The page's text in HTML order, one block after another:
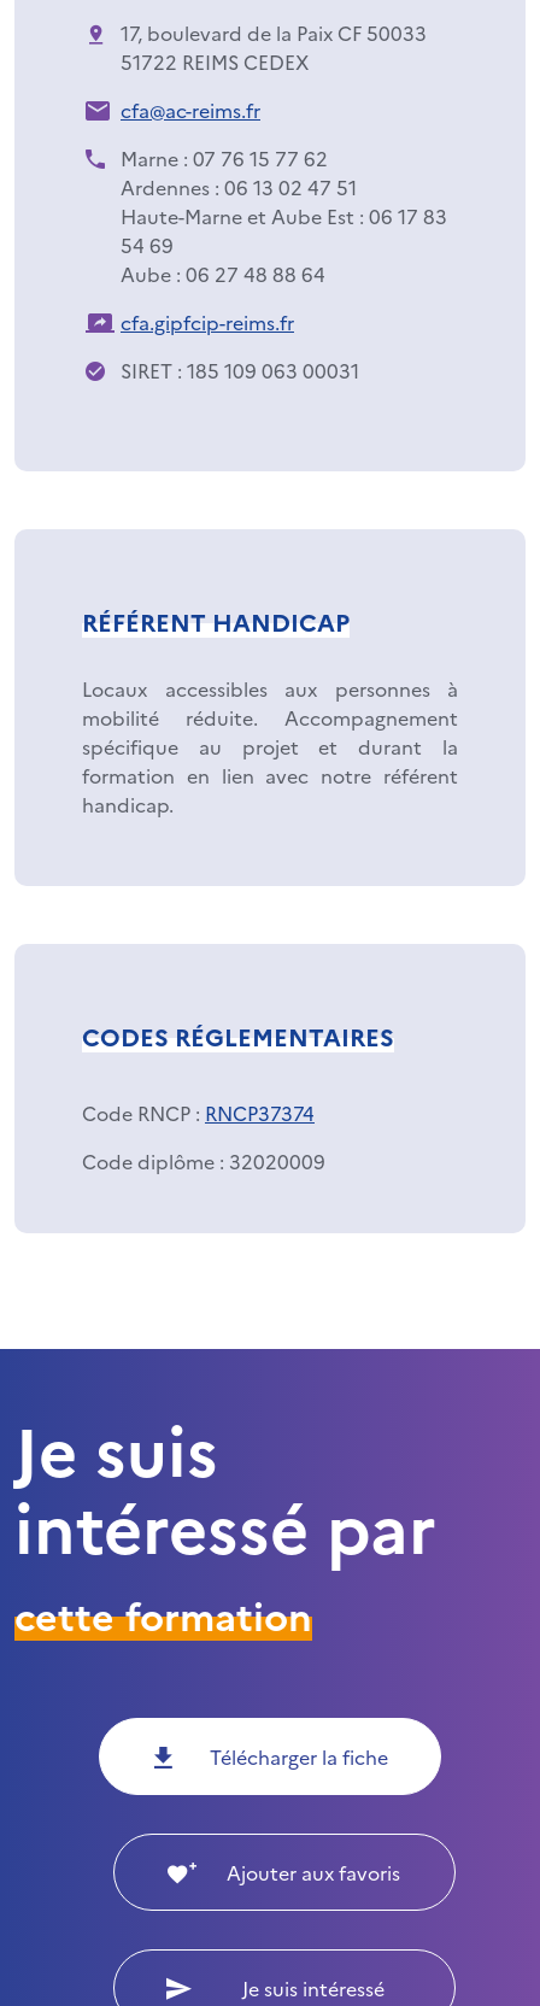
17, boulevard de la Paix CF 50033
51722 REIMS CEDEX
cfa@ac-reims.fr
Marne : 07 76 15 77 62
Ardennes : 06 13 02 47 51
Haute-Marne et Aube Est : 06 17 83
54 69
Aube : 06 27 48 88 64
cfa.gipfcip-reims.fr
SIRET : 185 109 063 00031
RÉFÉRENT HANDICAP
Locaux accessibles aux personnes à
mobilité réduite. Accompagnement
spécifique au projet et durant la
formation en lien avec notre référent
handicap.
CODES RÉGLEMENTAIRES
Code RNCP : RNCP37374
Code diplôme : 32020009
Je suis
intéressé par
cette formation
Télécharger la fiche
Ajouter aux favoris
Je suis intéressé